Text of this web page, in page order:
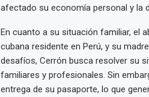
afectado su economía personal y la
En cuanto a su situación familiar, el
cubana residente en Perú, y su
desafíos, Cerrón busca resolver su
familiares y profesionales. Sin
entrega de su pasaporte, lo que